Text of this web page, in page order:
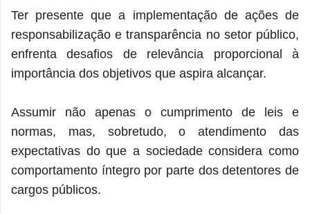
Ter presente que a implementação de ações de
responsabilização e transparência no setor público,
enfrenta desafios de relevância proporcional à
importância dos objetivos que aspira alcançar.
Assumir não apenas o cumprimento de leis e
normas, mas, sobretudo, o atendimento das
expectativas do que a sociedade considera como
comportamento íntegro por parte dos detentores de
cargos públicos.